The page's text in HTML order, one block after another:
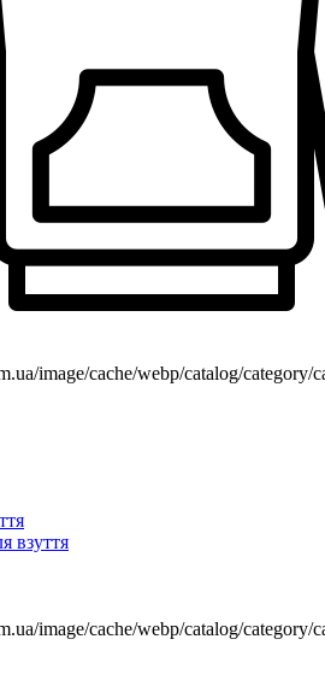
image/cache/webp/catalog/category/
взуття
image/cache/webp/catalog/category/